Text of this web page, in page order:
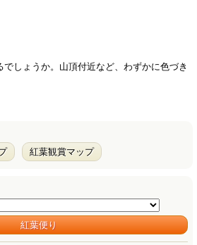
しょうか。山頂付近など、わずかに色づき
紅葉観賞マップ
紅葉便り